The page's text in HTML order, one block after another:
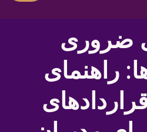
ضروری
راهنمای